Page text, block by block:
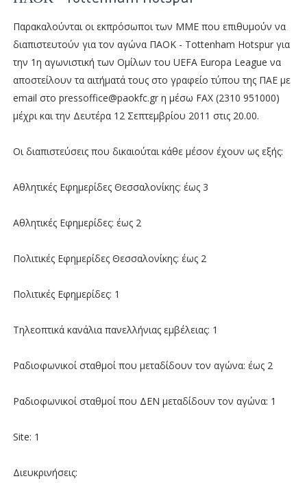
Παρακαλούνται οι εκπρόσωποι των ΜΜΕ που επιθυμούν να
διαπιστευτούν για τον αγώνα ΠΑΟΚ - Tottenham Hotspur για
την 1η αγωνιστική των Ομίλων του UEFA Europa League να
αποστείλουν τα αιτήματά τους στο γραφείο τύπου της ΠΑΕ με
email στο pressoffice@paokfc.gr η μέσω FAX (2310 951000)
μέχρι και την Δευτέρα 12 Σεπτεμβρίου 2011 στις 20.00.
Οι διαπιστεύσεις που δικαιούται κάθε μέσον έχουν ως εξής:
Αθλητικές Εφημερίδες Θεσσαλονίκης: έως 3
Αθλητικές Εφημερίδες: έως 2
Πολιτικές Εφημερίδες Θεσσαλονίκης: έως 2
Πολιτικές Εφημερίδες: 1
Τηλεοπτικά κανάλια πανελλήνιας εμβέλειας: 1
Ραδιοφωνικοί σταθμοί που μεταδίδουν τον αγώνα: έως 2
Ραδιοφωνικοί σταθμοί που ΔΕΝ μεταδίδουν τον αγώνα: 1
Site: 1
Διευκρινήσεις: